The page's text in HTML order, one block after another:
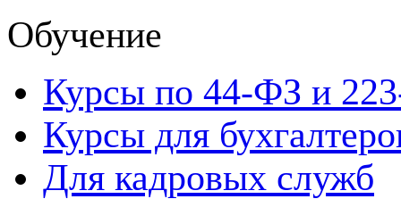
Обучение
Курсы по 44-ФЗ и
Курсы для
Для кадровых служб